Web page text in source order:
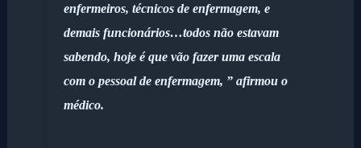
enfermeiros, técnicos de enfermagem, e
demais funcionários…todos não estavam
sabendo, hoje é que vão fazer uma escala
com o pessoal de enfermagem, ” afirmou o
médico.